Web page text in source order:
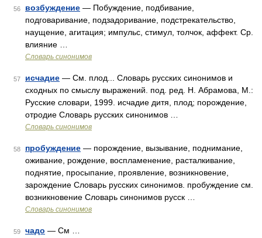
56 возбуждение — Побуждение, подбивание,
подговаривание, подзадоривание, подстрекательство,
наущение, агитация; импульс, стимул, толчок, аффект. Ср.
влияние …
Словарь синонимов
57 исчадие — См. плод... Словарь русских синонимов и
сходных по смыслу выражений. под. ред. Н. Абрамова, М.:
Русские словари, 1999. исчадие дитя, плод; порождение,
отродие Словарь русских синонимов …
Словарь синонимов
58 пробуждение — порождение, вызывание, поднимание,
оживание, рождение, воспламенение, расталкивание,
поднятие, просыпание, проявление, возникновение,
зарождение Словарь русских синонимов. пробуждение см.
возникновение Словарь синонимов русск …
Словарь синонимов
59 чадо — См …